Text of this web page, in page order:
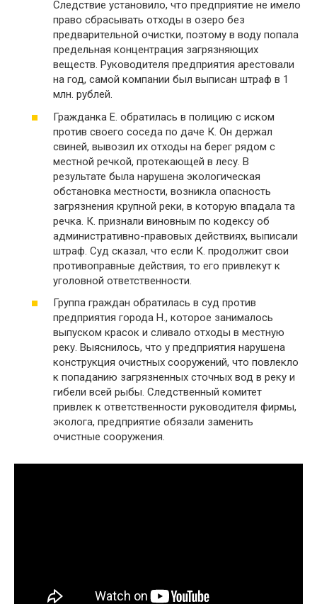
Следствие установило, что предприятие не имело
право сбрасывать отходы в озеро без
предварительной очистки, поэтому в воду попала
предельная концентрация загрязняющих
веществ. Руководителя предприятия арестовали
на год, самой компании был выписан штраф в 1
млн. рублей.
Гражданка Е. обратилась в полицию с иском
против своего соседа по даче К. Он держал
свиней, вывозил их отходы на берег рядом с
местной речкой, протекающей в лесу. В
результате была нарушена экологическая
обстановка местности, возникла опасность
загрязнения крупной реки, в которую впадала та
речка. К. признали виновным по кодексу об
административно-правовых действиях, выписали
штраф. Суд сказал, что если К. продолжит свои
противоправные действия, то его привлекут к
уголовной ответственности.
Группа граждан обратилась в суд против
предприятия города Н., которое занималось
выпуском красок и сливало отходы в местную
реку. Выяснилось, что у предприятия нарушена
конструкция очистных сооружений, что повлекло
к попаданию загрязненных сточных вод в реку и
гибели всей рыбы. Следственный комитет
привлек к ответственности руководителя фирмы,
эколога, предприятие обязали заменить
очистные сооружения.